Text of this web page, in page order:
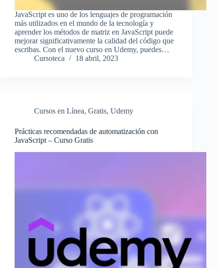
JavaScript es uno de los lenguajes de programación
más utilizados en el mundo de la tecnología y
aprender los métodos de matriz en JavaScript puede
mejorar significativamente la calidad del código que
escribas. Con el nuevo curso en Udemy, puedes…
Cursoteca
18 abril, 2023
Cursos en Línea, Gratis, Udemy
Prácticas recomendadas de automatización con
JavaScript – Curso Gratis